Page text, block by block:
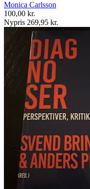
Monica Carlsson
100,00 kr.
Nypris 269,95 kr.